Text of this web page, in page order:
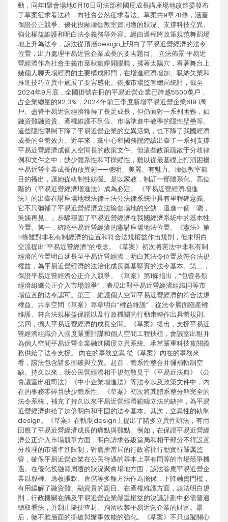
動，同年1聚會場地0月10日司法部和國度成長講座場地改造委發布
了草案征求看法稿，向社會公然征求看法。草案共9章78條，涵蓋
保證公正競爭、優化投融瑜伽教室資周遭的狀況、支撐科技立異、
強化權益維護和明白法令義務等外容。經由過程將政策規范舞蹈場
地上升為法令，該法從頂層design上明白了平易近營經濟的法令
位置，出力處理平易近營企業成長的要害題目。 立法佈景 平易近
營經濟作為社會主義市葉秋鎖睜開眼睛，揉著太陽穴，看著舞台上
幾個人聊天場經濟的主要構成部門，在增進經濟增加、吸納失業和
推進技巧立異中施展了要害感化。依據市場監管總局統計，截至
2024年9月底，全國掛號在冊的平易近營企業已跨越5500萬戶，
占企業總量的92.3%，2024年前三季度新增平易近營企業619.1萬
戶。盡管平易近營經濟獲得了長足成長，但仍面對一系列困難，如
融資難融資貴、產權維護不到位、市場準進中教學的隱性壁壘等。
這些隱性限制下降了平易近營企業的立異活氣，也下降了我國經濟
成長的全體效力。近年來，黨中心和國務院陸續出臺了一系列支撐
平易近營經濟成個人空間長的政策文件。但這些政策疏散于分歧律
例和文件之中，缺少體系性和可操縱性，難以從最基礎上打消困擾
平易近營企業成長的放異彩——聰明、美麗、有魅力。瑜伽教室節
目的播出，讓她從軌制性妨礙。是以家教，制訂一部體系化、高位
階的《平易近營經濟增進法》成為必定。 《平易近營經濟增進
法》的出臺在講座場地我法律王法公法律系統中具有里程碑意義。
它不只彌補了平易近營經濟立法瑜伽場地的空缺，還進一個「嗯，
吳姨再見。」步驟穩固了平易近營經濟在我國經濟系統中的基本性
位置。第一，確認平易近營經濟的憲講座場地法位置。《憲法》第
11條雖對非私有制經濟的位置和符合法規權益作出規則，但未明白
交流提出“平易近營經濟”的概念。《草案》初次將憲法中非私有制
經濟的位置明白延長至平易近營經濟，明白其法令位置及符合法規
權益，為平易近營經濟的法治化成長奠基堅實的法令基本。第二，
保證平易近營經濟公正介入競爭。《草案》第1條指出，“包管各類
經濟組織公正介入市場競爭”，表現出對平易近營經濟組織同等市
場位置的法令認可。第三，維護個人空間平易近營經濟的符合法規
權益。共享空間《草案》專章明白“權益維護”，從法令層面臨產權
維護、符合法規權益保證以及行政機關的行動束縛作出具體規則。
第四，擴大平易近營經濟的成長空間。《草案》提出，支撐平易近
營經濟組織介入國度嚴重計謀和個人空間工程扶植，會議室出租并
為個人空間平易近營企業融進國度立異系統、承當嚴重科技攻關義
務供給了法令支撐。 內在的事務立異 從《草案》內在的事務來
看，該法包含諸多衝破與立異。起首，體系性整合并彌補軌制空
缺。持久以來，我公民營經濟相干規范散見于《平易近法典》《公
會議室出租司法》《中小企業增進法》等法令以及政策文件中，內
在的事務零碎且缺少體系性。《草案》初次將其體系整分解完全的
法令系統，補充了持久以來平易近營經濟範疇立法的缺掉，為平易
近營經濟供給了加倍明白和牢固的法令基本。其次，立異性的軌制
design。《草案》在軌制design上提出了諸多立異性辦法，有用
回應了平易近營經濟成長的痛點與難點。例如，在保證平易近營經
濟公正介入市場競爭方面，明白請求各級當局和相干部分不得設置
分歧理的市場準進限制，對處所當局的行政審批行動實行嚴厲監
管，確保平易近營企業在公民待遇的基本上享有同等的市場競爭機
遇。在優化投融資周遭的狀況聚會場地方面，該法答應平易近營企
業以股權、應收賬款、倉儲等多種方法作為擔保，下降融資門檻，
有用緩解了融資難、融資貴的題目。在產權維護方面，該法明白規
則，行政機關在觸及平易近營企業嚴重權益的決議計劃中必需普遍
聽取看法，并制止隨便查封、拘留收禁平易近營企業的財富。最
后，微不雅層面的衝破與辦事效能的強化。《草案》不只追蹤關心